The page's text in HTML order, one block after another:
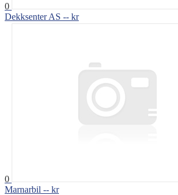
0
Dekksenter AS -- kr
0
Marnarbil -- kr